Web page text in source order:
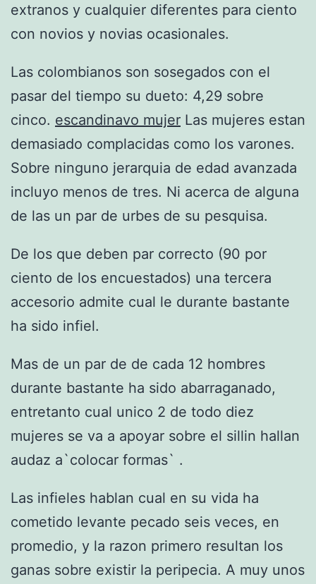
extranos y cualquier diferentes para ciento
con novios y novias ocasionales.
Las colombianos son sosegados con el
pasar del tiempo su dueto: 4,29 sobre
cinco. escandinavo mujer Las mujeres estan
demasiado complacidas como los varones.
Sobre ninguno jerarquia de edad avanzada
incluyo menos de tres. Ni acerca de alguna
de las un par de urbes de su pesquisa.
De los que deben par correcto (90 por
ciento de los encuestados) una tercera
accesorio admite cual le durante bastante
ha sido infiel.
Mas de un par de de cada 12 hombres
durante bastante ha sido abarraganado,
entretanto cual unico 2 de todo diez
mujeres se va a apoyar sobre el silli­n hallan
audaz a`colocar formas` .
Las infieles hablan cual en su vida ha
cometido levante pecado seis veces, en
promedio, y la razon primero resultan los
ganas sobre existir la peripecia. A muy unos